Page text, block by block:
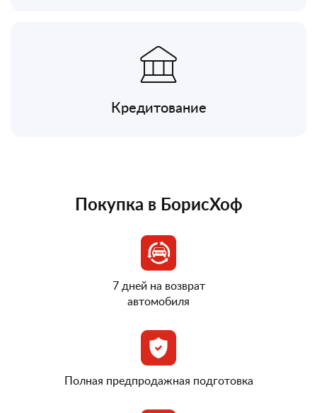
Кредитование
Покупка в БорисХоф
7 дней на возврат
автомобиля
Полная предпродажная подготовка